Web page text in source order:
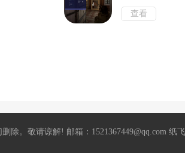
v9.17
查看
。敬请谅解! 邮箱：1521367449@qq.com 纸